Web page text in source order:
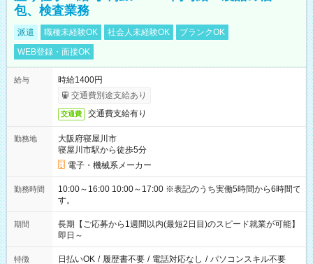
包、検査業務
派遣 職種未経験OK 社会人未経験OK
ブランクOK
WEB登録・面接OK
給与
時給1400円
交通費別途支給あり
交通費 交通費支給有り
勤務地
大阪府寝屋川市
寝屋川市駅から徒歩5分
電子・機械系メーカー
勤務時間
10:00～16:00 10:00～17:00 ※表記のうち実働5時間から6時間で
す。
期間
長期【ご応募から1週間以内(最短2日目)のスピード就業が可能】
即日～
特徴 日払いOK / 履歴書不要 / 電話対応なし / パソコンスキル不要